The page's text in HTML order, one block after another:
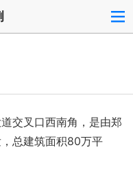
交叉口西南角，是由郑
总建筑面积80万平